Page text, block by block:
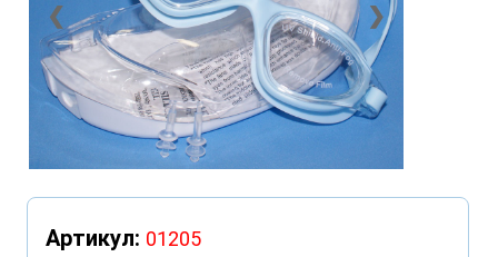
❮ ❯
Артикул: 01205